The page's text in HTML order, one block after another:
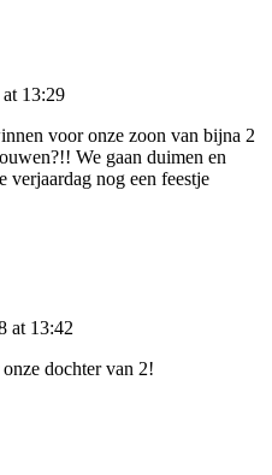
13:29
voor onze zoon van bijna 2
We gaan duimen en
verjaardag nog een feestje
at 13:42
dochter van 2!